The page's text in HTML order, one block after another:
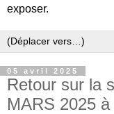
exposer.
05 avril 2025
Retour sur la
MARS 2025